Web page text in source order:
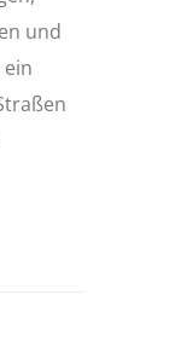
und
ein